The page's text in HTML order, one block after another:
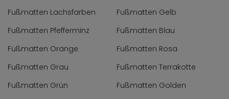
Fußmatten Lachsfarben
Fußmatten Gelb
Fußmatten Pfefferminz
Fußmatten Blau
Fußmatten Orange
Fußmatten Rosa
Fußmatten Grau
Fußmatten Terrakotte
Fußmatten Grün
Fußmatten Golden